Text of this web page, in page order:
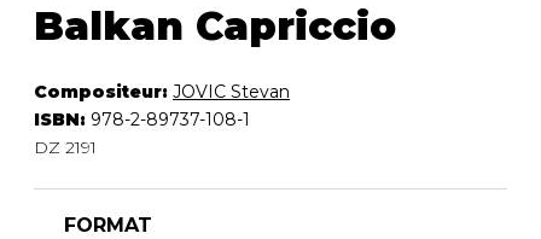
Balkan Capriccio
Compositeur: JOVIC Stevan
ISBN: 978-2-89737-108-1
DZ 2191
FORMAT